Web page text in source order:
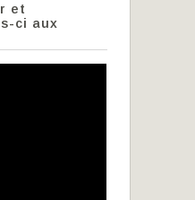
et
ci aux